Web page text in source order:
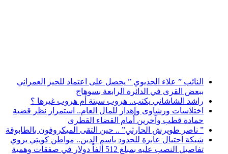
النائب ” علاء الحديوي ” يحصل على اعتماد للحيز العمراني
ببعض القرى في الدائرة الرابعة بسوهاج
راشد الشاشاني يكتب.. هروب سبتة أم هروب غيرها ؟
اختلاسات ورشاوى وإهدار للمال العام.. استمرار نظر قضية
حمادة قطب وآخرين أمام القضاء القطرى
” ناصر طويرش الحارثي” .. حين التقى الميكروفون بالطابوقة
شبكة احتيال عابرة للحدود باسم الدين.. مواطن كويتي يروي
تفاصيل النصب عليه بمبلغ 512 ألفاً دولار في صفقات وهمية